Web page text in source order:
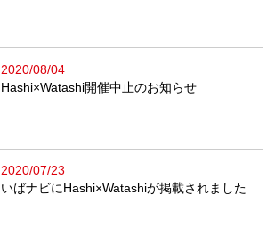
2020/08/04
Hashi×Watashi開催中止のお知らせ
2020/07/23
いばナビにHashi×Watashiが掲載されました